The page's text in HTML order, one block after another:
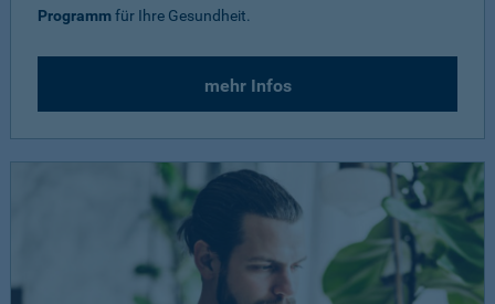
Programmfür Ihre Gesundheit.
mehr Infos